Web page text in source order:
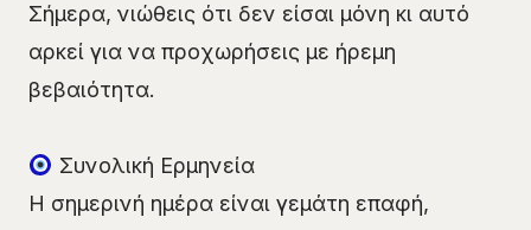
Σήμερα, νιώθεις ότι δεν είσαι μόνη κι αυτό
αρκεί για να προχωρήσεις με ήρεμη
βεβαιότητα.
Συνολική Ερμηνεία
Η σημερινή ημέρα είναι γεμάτη επαφή,